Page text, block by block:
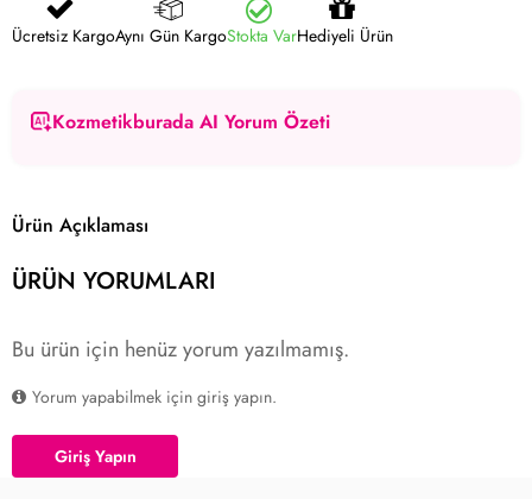
Ücretsiz KargoAynı Gün KargoStokta VarHediyeli Ürün
Kozmetikburada AI Yorum Özeti
Ürün Açıklaması
ÜRÜN YORUMLARI
Bu ürün için henüz yorum yazılmamış.
Yorum yapabilmek için giriş yapın.
Giriş Yapın